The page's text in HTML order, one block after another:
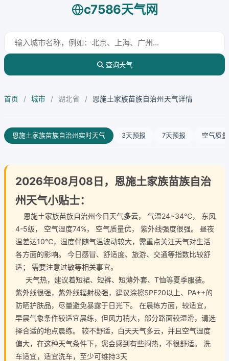
c7586天气网
查询天气
首页 / 城市 / 湖北省 / 恩施土家族苗族自治州天气详情
恩施土家族苗族自治州实时天气 3天预报 7天预报 空气质量
2026年08月08日，恩施土家族苗族自治
州天气小贴士：
恩施土家族苗族自治州今日天气多云， 气温24~34℃， 东风
4-5级， 空气湿度74%， 空气质量优， 紫外线强度很强。 昼夜
温差达10℃，湿度伴随气温波动较大，需重点关注天气对生活
各方面的影响。 今日感冒、舒适度、旅游、交通等指数比较舒
适； 需要注意过敏等相关事宜。
天气热，建议着短裙、短裤、短薄外套、T恤等夏季服装。
紫外线很强，紫外线辐射极强，建议涂擦SPF20以上、PA++的
防晒护肤品，尽量避免暴露于日光下。 在晨练方面，较适宜，
早晨气象条件较适宜晨练，但风力稍大，部分路面较湿滑，请选
择合适的地点晨练。 较不舒适，白天天气多云，并且空气湿度
偏大，在这种天气条件下，您会感到有些闷热，不很舒适。 洗
车适宜，适宜洗车，至少可维持3天